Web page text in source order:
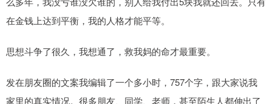
在金钱上达到平衡，我的人格才能平等。
思想斗争了很久，我想通了，救我妈的命才最重要。
发在朋友圈的文案我编辑了一个多小时，757个字，跟大家说我
家里的真实情况。很多朋友、同学、老师，甚至陌生人都伸出了